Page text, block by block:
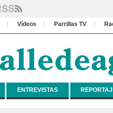
Vídeos Parrillas TV
ENTREVISTAS